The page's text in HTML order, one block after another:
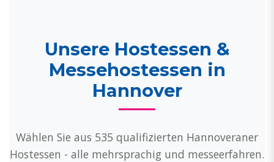
Unsere Hostessen &
Messehostessen in
Hannover
Wählen Sie aus 535 qualifizierten Hannoveraner
Hostessen - alle mehrsprachig und messeerfahren.